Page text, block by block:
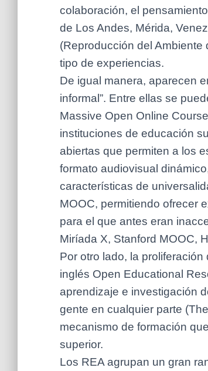
colaboración, el
de Los Andes, Mérida,
(Reproducción del
tipo de experiencias.
De igual manera, aparecen
informal”. Entre ellas se
Massive Open Online
instituciones de educación
abiertas que permiten a los
formato audiovisual
características de
MOOC, permitiendo ofrecer
para el que antes eran
Miríada X, Stanford MOOC,
Por otro lado, la
inglés Open Educational
aprendizaje e investigación
gente en cualquier parte
mecanismo de formación
superior.
Los REA agrupan un gran